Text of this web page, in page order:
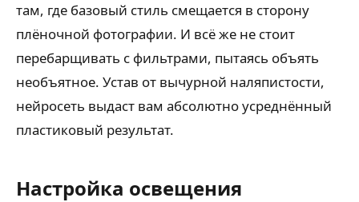
там, где базовый стиль смещается в сторону
плёночной фотографии. И всё же не стоит
перебарщивать с фильтрами, пытаясь объять
необъятное. Устав от вычурной наляпистости,
нейросеть выдаст вам абсолютно усреднённый
пластиковый результат.
Настройка освещения